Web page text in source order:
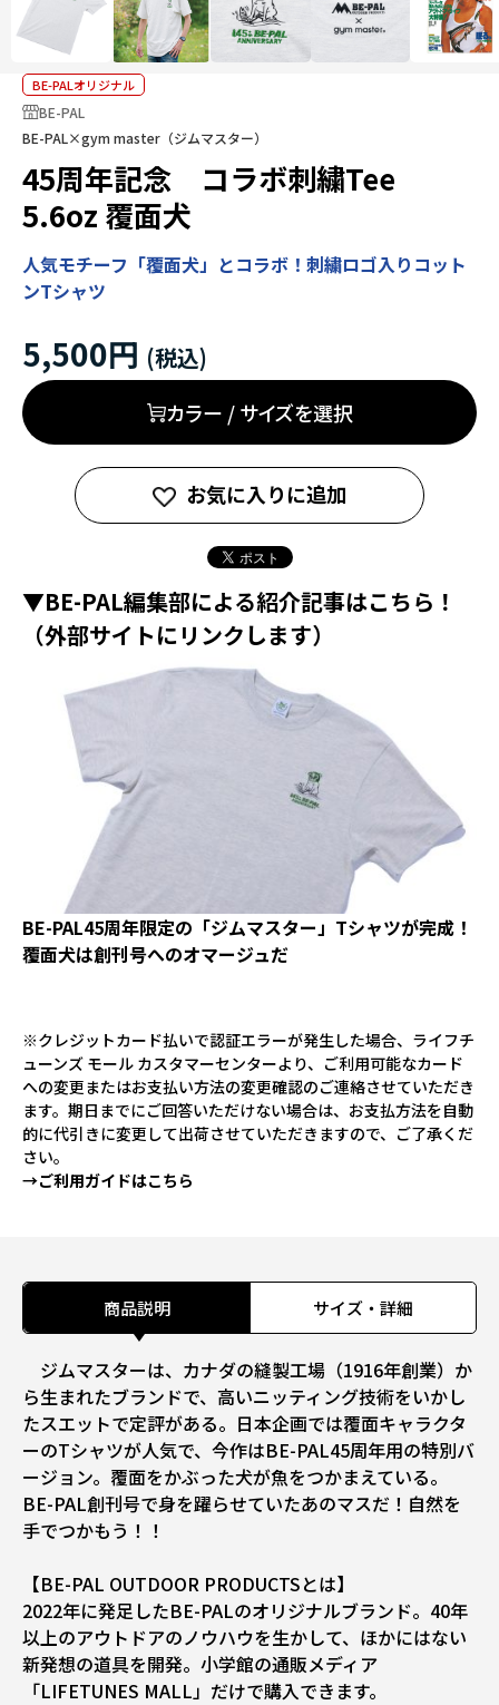
BE-PALオリジナル
BE-PAL
BE-PAL×gym master（ジムマスター）
45周年記念 コラボ刺繍Tee
5.6oz 覆面犬
人気モチーフ「覆面犬」とコラボ！刺繍ロゴ入りコット
ンTシャツ
5,500円
カラー / サイズを選択
お気に入りに追加
▼BE-PAL編集部による紹介記事はこちら！
（外部サイトにリンクします）
BE-PAL45周年限定の「ジムマスター」Tシャツが完成！
覆面犬は創刊号へのオマージュだ
※クレジットカード払いで認証エラーが発生した場合、ライフチ
ューンズ モール カスタマーセンターより、ご利用可能なカード
への変更またはお支払い方法の変更確認のご連絡させていただき
ます。期日までにご回答いただけない場合は、お支払方法を自動
的に代引きに変更して出荷させていただきますので、ご了承くだ
さい。
→ご利用ガイドはこちら
商品説明 サイズ・詳細
ジムマスターは、カナダの縫製工場（1916年創業）か
ら生まれたブランドで、高いニッティング技術をいかし
たスエットで定評がある。日本企画では覆面キャラクタ
ーのTシャツが人気で、今作はBE-PAL45周年用の特別バ
ージョン。覆面をかぶった犬が魚をつかまえている。
BE-PAL創刊号で身を躍らせていたあのマスだ！自然を
手でつかもう！！
【BE-PAL OUTDOOR PRODUCTSとは】
2022年に発足したBE-PALのオリジナルブランド。40年
以上のアウトドアのノウハウを生かして、ほかにはない
新発想の道具を開発。小学館の通販メディア
「LIFETUNES MALL」だけで購入できます。